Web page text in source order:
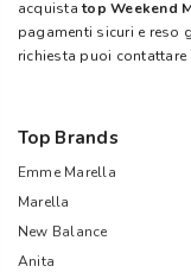
acquistatop Weekend
pagamenti sicuri e reso
richiesta puoi
Top Brands
Emme Marella
Marella
New Balance
Anita